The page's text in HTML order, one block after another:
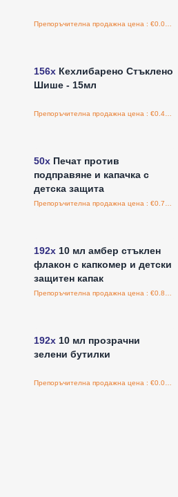
156x Кехлибарено Стъклено
Шише - 15мл
50x Печат против
подправяне и капачка с
детска защита
192x 10 мл амбер стъклен
флакон с капкомер и детски
защитен капак
192x 10 мл прозрачни
зелени бутилки